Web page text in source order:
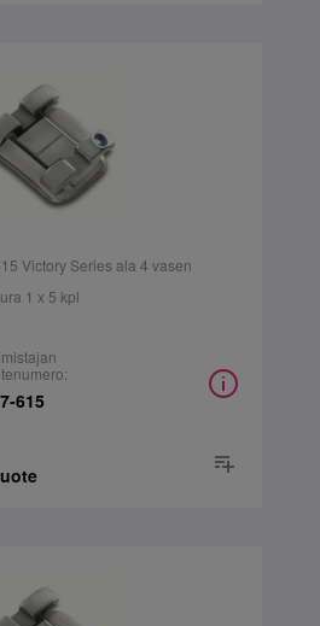
Victory Series ala 4 vasen
1 x 5 kpl
615